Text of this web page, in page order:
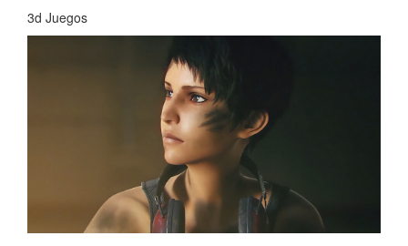
3d Juegos